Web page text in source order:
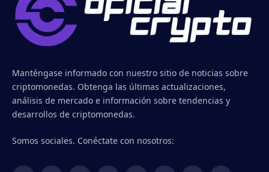
Manténgase informado con nuestro sitio de noticias sobre
criptomonedas. Obtenga las últimas actualizaciones,
análisis de mercado e información sobre tendencias y
desarrollos de criptomonedas.
Somos sociales. Conéctate con nosotros: